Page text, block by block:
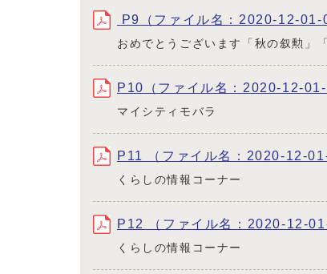
P9（ファイル名：2020-12-01-
おめでとうございます「秋の叙勲」
P10（ファイル名：2020-12-
マイシティモバラ
P11 （ファイル名：2020-12-
くらしの情報コーナー
P12 （ファイル名：2020-12-
くらしの情報コーナー